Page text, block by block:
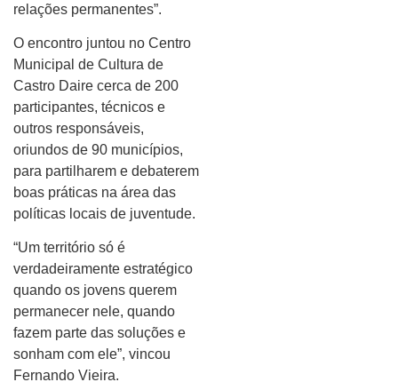
relações permanentes”.
O encontro juntou no Centro
Municipal de Cultura de
Castro Daire cerca de 200
participantes, técnicos e
outros responsáveis,
oriundos de 90 municípios,
para partilharem e debaterem
boas práticas na área das
políticas locais de juventude.
“Um território só é
verdadeiramente estratégico
quando os jovens querem
permanecer nele, quando
fazem parte das soluções e
sonham com ele”, vincou
Fernando Vieira.